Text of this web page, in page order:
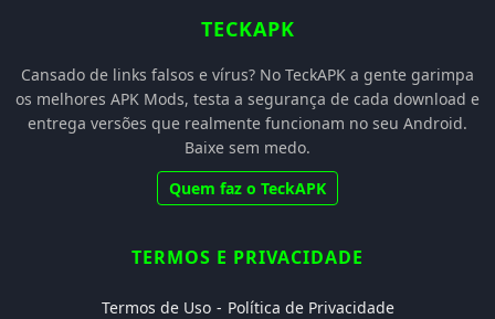
TECKAPK
Cansado de links falsos e vírus? No TeckAPK a gente garimpa
os melhores APK Mods, testa a segurança de cada download e
entrega versões que realmente funcionam no seu Android.
Baixe sem medo.
Quem faz o TeckAPK
TERMOS E PRIVACIDADE
Termos de Uso
Política de Privacidade